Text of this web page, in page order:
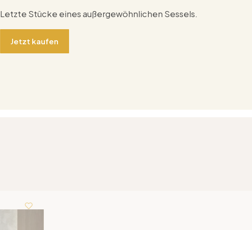
Letzte Stücke eines außergewöhnlichen Sessels.
Jetzt kaufen